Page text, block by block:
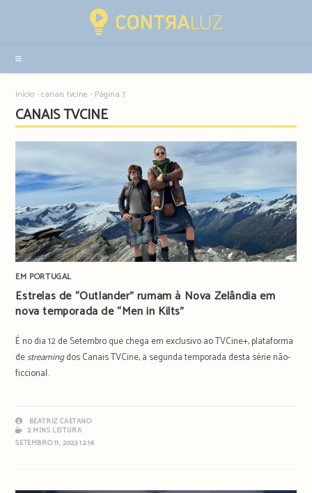
sidebar
Início-canais tvcine - Página 7
CANAIS TVCINE
EM PORTUGAL
Estrelas de “Outlander” rumam à Nova Zelândia em
nova temporada de “Men in Kilts”
É no dia 12 de Setembro que chega em exclusivo ao TVCine+, plataforma
destreamingdos Canais TVCine, a segunda temporada desta série não-
ficcional.
BEATRIZ CAETANO
2 MINS LEITURA
SETEMBRO 11, 2023 12:16